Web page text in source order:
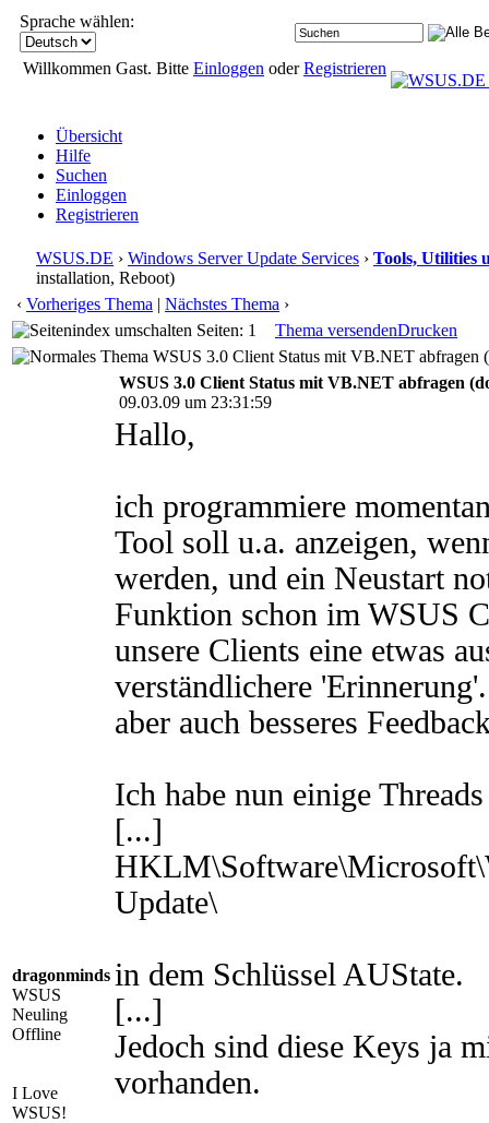
Sprache wählen:
Willkommen Gast. Bitte Einloggen oderRegistrieren
Übersicht
Hilfe
Suchen
Einloggen
Registrieren
WSUS.DE › Windows Server Update Services › Tools, Utilities
installation, Reboot)
‹ Vorheriges Thema | Nächstes Thema ›
Seiten: 1
Thema versendenDrucken
WSUS 3.0 Client Status mit VB.NET abfragen
dragonminds
WSUS
Neuling
Offline
I Love
WSUS!
WSUS 3.0 Client Status mit VB.NET abfragen
09.03.09 um 23:31:59
Hallo,
ich programmiere
Tool soll u.a. anzeigen,
werden, und ein Neustart
Funktion schon im WSUS
unsere Clients eine etwas
verständlichere
aber auch besseres
Ich habe nun einige
[...]
Update\
in dem Schlüssel AUState.
[...]
Jedoch sind diese Keys ja
vorhanden.